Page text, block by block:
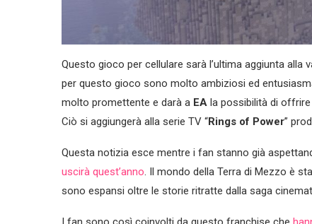
Questo gioco per cellulare sarà l’ultima aggiunta
per questo gioco sono molto ambiziosi ed
molto promettente e darà a EA la possibilità di
Ciò si aggiungerà alla serie TV “Rings of Power”
Questa notizia esce mentre i fan stanno già
uscirà quest’anno. Il mondo della Terra di Mezzo è
sono espansi oltre le storie ritratte dalla saga